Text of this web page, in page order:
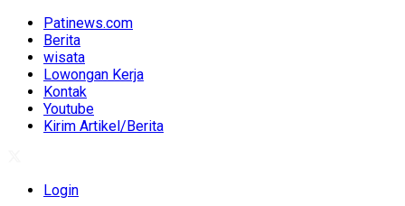
Patinews.com
Berita
wisata
Lowongan Kerja
Kontak
Youtube
Kirim Artikel/Berita
Login